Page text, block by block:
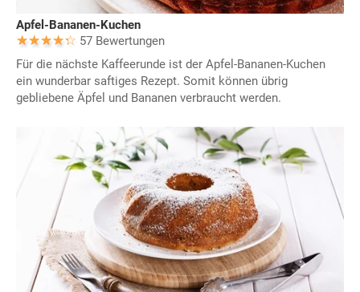
Apfel-Bananen-Kuchen
57 Bewertungen
Für die nächste Kaffeerunde ist der Apfel-Bananen-Kuchen
ein wunderbar saftiges Rezept. Somit können übrig
gebliebene Äpfel und Bananen verbraucht werden.